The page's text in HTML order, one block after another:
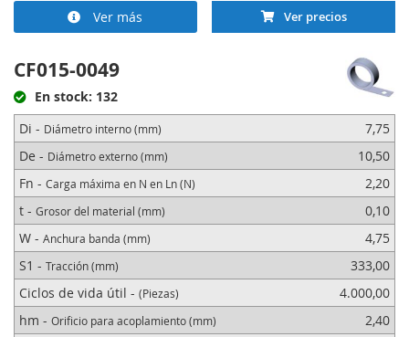
Ver más Ver precios
CF015-0049
En stock: 132
Di - Diámetro interno (mm)
7,75
De - Diámetro externo (mm)
10,50
Fn - Carga máxima en N en Ln (N)
2,20
t - Grosor del material (mm)
0,10
W - Anchura banda (mm)
4,75
S1 - Tracción (mm)
333,00
Ciclos de vida útil - (Piezas)
4.000,00
hm - Orificio para acoplamiento (mm)
2,40